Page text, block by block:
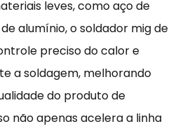
leves, como aço de
alumínio, o soldador mig de
preciso do calor e
a soldagem, melhorando
do produto de
não apenas acelera a linha